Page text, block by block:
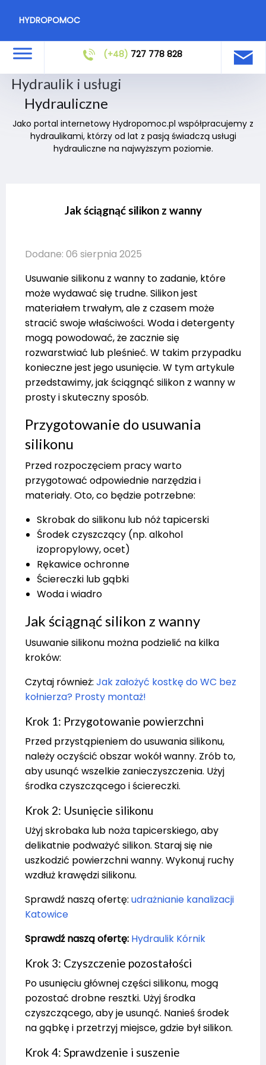
HYDROPOMOC
(+48) 727 778 828
Hydraulik i usługi
Hydrauliczne
Jako portal internetowy Hydropomoc.pl współpracujemy z
hydraulikami, którzy od lat z pasją świadczą usługi
hydrauliczne na najwyższym poziomie.
Jak ściągnąć silikon z wanny
Dodane: 06 sierpnia 2025
Usuwanie silikonu z wanny to zadanie, które
może wydawać się trudne. Silikon jest
materiałem trwałym, ale z czasem może
stracić swoje właściwości. Woda i detergenty
mogą powodować, że zacznie się
rozwarstwiać lub pleśnieć. W takim przypadku
konieczne jest jego usunięcie. W tym artykule
przedstawimy, jak ściągnąć silikon z wanny w
prosty i skuteczny sposób.
Przygotowanie do usuwania
silikonu
Przed rozpoczęciem pracy warto
przygotować odpowiednie narzędzia i
materiały. Oto, co będzie potrzebne:
Skrobak do silikonu lub nóż tapicerski
Środek czyszczący (np. alkohol
izopropylowy, ocet)
Rękawice ochronne
Ściereczki lub gąbki
Woda i wiadro
Jak ściągnąć silikon z wanny
Usuwanie silikonu można podzielić na kilka
kroków:
Czytaj również: Jak założyć kostkę do WC bez
kołnierza? Prosty montaż!
Krok 1: Przygotowanie powierzchni
Przed przystąpieniem do usuwania silikonu,
należy oczyścić obszar wokół wanny. Zrób to,
aby usunąć wszelkie zanieczyszczenia. Użyj
środka czyszczącego i ściereczki.
Krok 2: Usunięcie silikonu
Użyj skrobaka lub noża tapicerskiego, aby
delikatnie podważyć silikon. Staraj się nie
uszkodzić powierzchni wanny. Wykonuj ruchy
wzdłuż krawędzi silikonu.
Sprawdź naszą ofertę: udrażnianie kanalizacji
Katowice
Sprawdź naszą ofertę: Hydraulik Kórnik
Krok 3: Czyszczenie pozostałości
Po usunięciu głównej części silikonu, mogą
pozostać drobne resztki. Użyj środka
czyszczącego, aby je usunąć. Nanieś środek
na gąbkę i przetrzyj miejsce, gdzie był silikon.
Krok 4: Sprawdzenie i suszenie